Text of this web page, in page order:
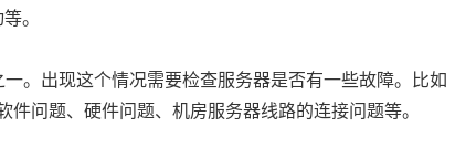
。
。出现这个情况需要检查服务器是否有一些故障。比如
问题、硬件问题、机房服务器线路的连接问题等。